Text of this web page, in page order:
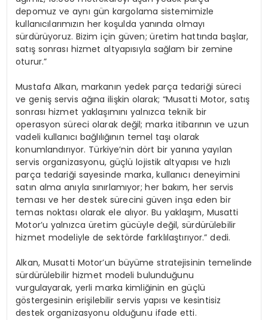
depomuz ve aynı gün kargolama sistemimizle
kullanıcılarımızın her koşulda yanında olmayı
sürdürüyoruz. Bizim için güven; üretim hattında başlar,
satış sonrası hizmet altyapısıyla sağlam bir zemine
oturur.”
Mustafa Alkan, markanın yedek parça tedariği süreci
ve geniş servis ağına ilişkin olarak; “Musatti Motor, satış
sonrası hizmet yaklaşımını yalnızca teknik bir
operasyon süreci olarak değil; marka itibarının ve uzun
vadeli kullanıcı bağlılığının temel taşı olarak
konumlandırıyor. Türkiye’nin dört bir yanına yayılan
servis organizasyonu, güçlü lojistik altyapısı ve hızlı
parça tedariği sayesinde marka, kullanıcı deneyimini
satın alma anıyla sınırlamıyor; her bakım, her servis
teması ve her destek sürecini güven inşa eden bir
temas noktası olarak ele alıyor. Bu yaklaşım, Musatti
Motor’u yalnızca üretim gücüyle değil, sürdürülebilir
hizmet modeliyle de sektörde farklılaştırıyor.” dedi.
Alkan, Musatti Motor’un büyüme stratejisinin temelinde
sürdürülebilir hizmet modeli bulunduğunu
vurgulayarak, yerli marka kimliğinin en güçlü
göstergesinin erişilebilir servis yapısı ve kesintisiz
destek organizasyonu olduğunu ifade etti.